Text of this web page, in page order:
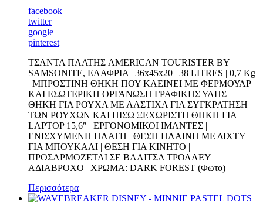
facebook
twitter
google
pinterest
ΤΣΑΝΤΑ ΠΛΑΤΗΣ AMERICAN TOURISTER BY
SAMSONITE, ΕΛΑΦΡΙΑ | 36x45x20 | 38 LITRES | 0,7 Kg
| ΜΠΡΟΣΤΙΝΗ ΘΗΚΗ ΠΟΥ ΚΛΕΙΝΕΙ ΜΕ ΦΕΡΜΟΥΑΡ
ΚΑΙ ΕΣΩΤΕΡΙΚΗ ΟΡΓΑΝΩΣΗ ΓΡΑΦΙΚΗΣ ΥΛΗΣ |
ΘΗΚΗ ΓΙΑ ΡΟΥΧΑ ΜΕ ΛΑΣΤΙΧΑ ΓΙΑ ΣΥΓΚΡΑΤΗΣΗ
ΤΩΝ ΡΟΥΧΩΝ ΚΑΙ ΠΙΣΩ ΞΕΧΩΡΙΣΤΗ ΘΗΚΗ ΓΙΑ
LAPTOP 15,6″ | EPΓΟΝΟΜΙΚΟΙ ΙΜΑΝΤΕΣ |
ΕΝΙΣΧΥΜΕΝΗ ΠΛΑΤΗ | ΘΕΣΗ ΠΛΑΙΝΗ ΜΕ ΔΙΧΤΥ
ΓΙΑ ΜΠΟΥΚΑΛΙ | ΘΕΣΗ ΓΙΑ ΚΙΝΗΤΟ |
ΠΡΟΣΑΡΜΟΖΕΤΑΙ ΣΕ ΒΑΛΙΤΣΑ ΤΡΟΛΛΕΥ |
ΑΔΙΑΒΡΟΧΟ | ΧΡΩΜΑ: DARK FOREST (Φωτο)
Περισσότερα